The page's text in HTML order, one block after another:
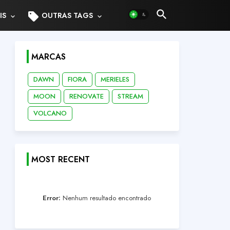
sell OUTRAS TAGS
MARCAS
DAWN FIORA
MERIELES
MOON
RENOVATE
STREAM
VOLCANO
MOST RECENT
Error: Nenhum resultado encontrado